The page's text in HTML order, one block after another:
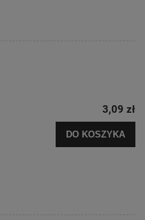
3,09 zł
DO KOSZYKA